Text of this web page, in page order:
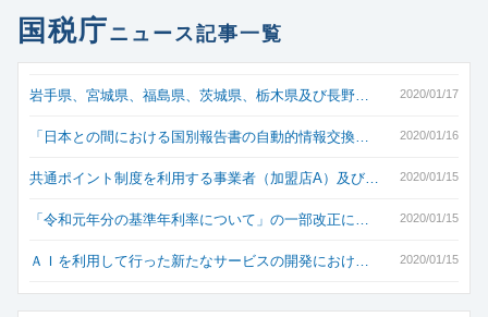
国税庁ニュース記事一覧
2020/01/17
岩手県、宮城県、福島県、茨城県、栃木県及び長野…
2020/01/16
「日本との間における国別報告書の自動的情報交換…
2020/01/15
共通ポイント制度を利用する事業者（加盟店A）及び…
2020/01/15
「令和元年分の基準年利率について」の一部改正に…
2020/01/15
ＡＩを利用して行った新たなサービスの開発におけ…